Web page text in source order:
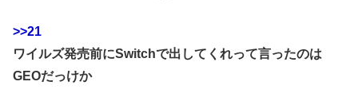
>>21
ワイルズ発売前にSwitchで出してくれって言ったのは
GEOだっけか